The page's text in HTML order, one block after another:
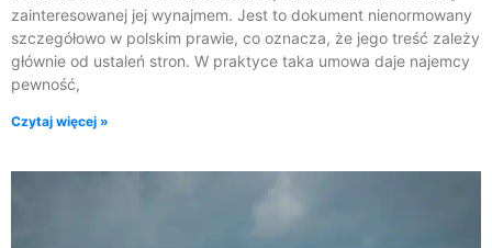
zainteresowanej jej wynajmem. Jest to dokument nienormowany
szczegółowo w polskim prawie, co oznacza, że jego treść zależy
głównie od ustaleń stron. W praktyce taka umowa daje najemcy
pewność,
Czytaj więcej »